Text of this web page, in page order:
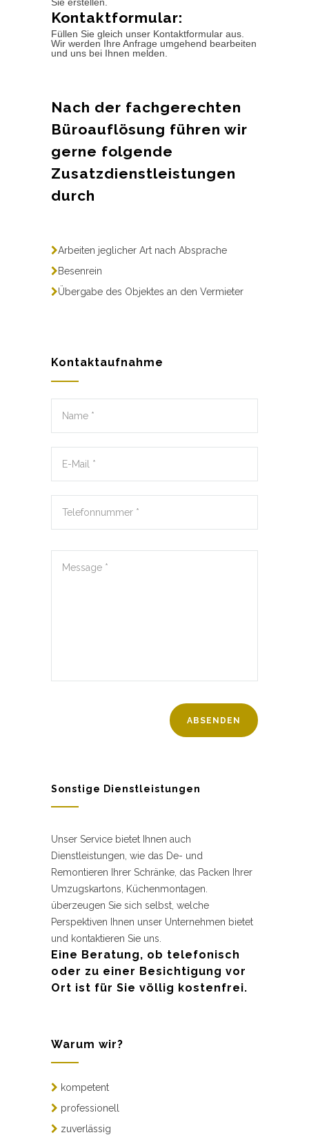
Kontaktformular:
Füllen Sie gleich unser Kontaktformular aus.
Wir werden Ihre Anfrage umgehend bearbeiten
und uns bei Ihnen melden.
Nach der fachgerechten
Büroauflösung führen wir
gerne folgende
Zusatzdienstleistungen
durch
Arbeiten jeglicher Art nach Absprache
Besenrein
Übergabe des Objektes an den Vermieter
Kontaktaufnahme
Sonstige Dienstleistungen
Unser Service bietet Ihnen auch
Dienstleistungen, wie das De- und
Remontieren Ihrer Schränke, das Packen Ihrer
Umzugskartons, Küchenmontagen.
überzeugen Sie sich selbst, welche
Perspektiven Ihnen unser Unternehmen bietet
und kontaktieren Sie uns.
Eine Beratung, ob telefonisch
oder zu einer Besichtigung vor
Ort ist für Sie völlig kostenfrei.
Warum wir?
kompetent
professionell
zuverlässig